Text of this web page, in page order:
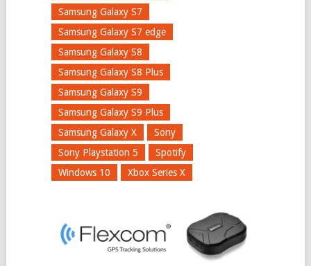
Samsung Galaxy S7
Samsung Galaxy S7 edge
Samsung Galaxy S8
Samsung Galaxy S8 Plus
Samsung Galaxy S9
Samsung Galaxy S9 Plus
Samsung Galaxy X
Sony
Sony Playstation 5
Spotify
Windows 10
Xbox Series X